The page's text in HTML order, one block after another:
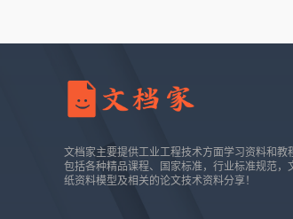
文档家主要提供工业工程技术方面学习资料和教
包括各种精品课程、国家标准，行业标准规范，
纸资料模型及相关的论文技术资料分享！